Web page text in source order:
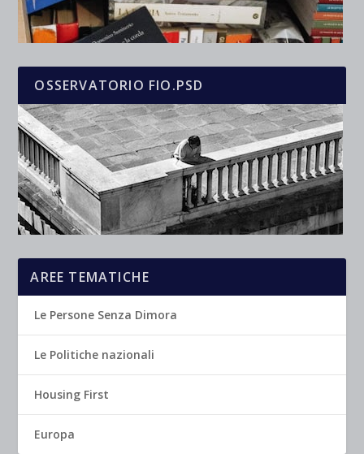
OSSERVATORIO FIO.PSD
AREE TEMATICHE
Le Persone Senza Dimora
Le Politiche nazionali
Housing First
Europa